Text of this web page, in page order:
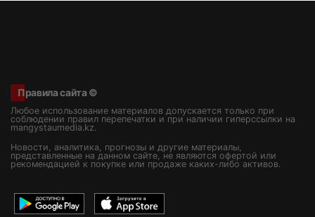
Правила сайта ©
Любое использование материалов допускается только при
соблюдении правил перепечатки и при наличии гиперссылки на
mangystaumedia.kz.
Новости, аналитика, прогнозы и другие материалы,
представленные на данном сайте, не являются офертой или
рекомендацией к покупке или продаже каких-либо активов.